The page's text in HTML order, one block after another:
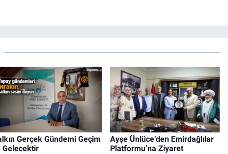
Gerçek Gündemi Geçim
Gelecektir
Ayşe Ünlüce’den Emirdağlılar
Platformu’na Ziyaret